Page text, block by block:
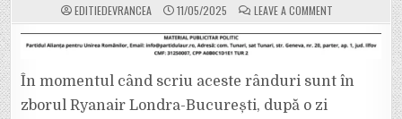
EDITIEDEVRANCEA 11/05/2025 LEAVE A COMMENTON
„CE
MĂ
FAC
CU
CARE
VOI?
În momentul când scriu aceste rânduri sunt în
zborul Ryanair Londra-București, după o zi